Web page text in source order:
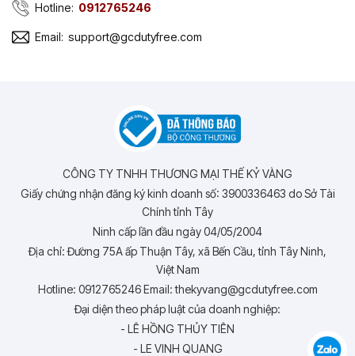
Hotline: 0912765246
Email: support@gcdutyfree.com
CÔNG TY TNHH THƯƠNG MẠI THẾ KỶ VÀNG
Giấy chứng nhận đăng ký kinh doanh số: 3900336463 do Sở Tài
Chính tỉnh Tây
Ninh cấp lần đầu ngày 04/05/2004
Địa chỉ: Đường 75A ấp Thuận Tây, xã Bến Cầu, tỉnh Tây Ninh,
Việt Nam
Hotline: 0912765246 Email: thekyvang@gcdutyfree.com
Đại diện theo pháp luật của doanh nghiệp:
- LÊ HỒNG THỦY TIÊN
- LE VINH QUANG